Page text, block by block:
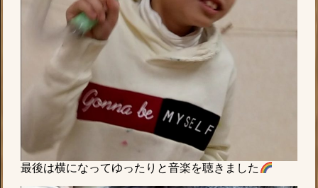
最後は横になってゆったりと音楽を聴きました